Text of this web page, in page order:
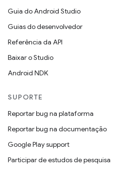
Guia do Android Studio
Guias do desenvolvedor
Referência da API
Baixar o Studio
Android NDK
SUPORTE
Reportar bug na plataforma
Reportar bug na documentação
Google Play support
Participar de estudos de pesquisa